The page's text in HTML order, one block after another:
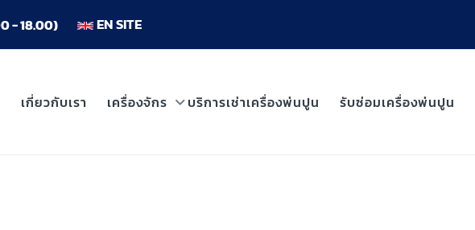
0-18.00) EN SITE
เกี่ยวกับเรา เครื่องจักร บริการเช่าเครื่องพ่นปูน รับซ่อมเครื่องพ่นปูน